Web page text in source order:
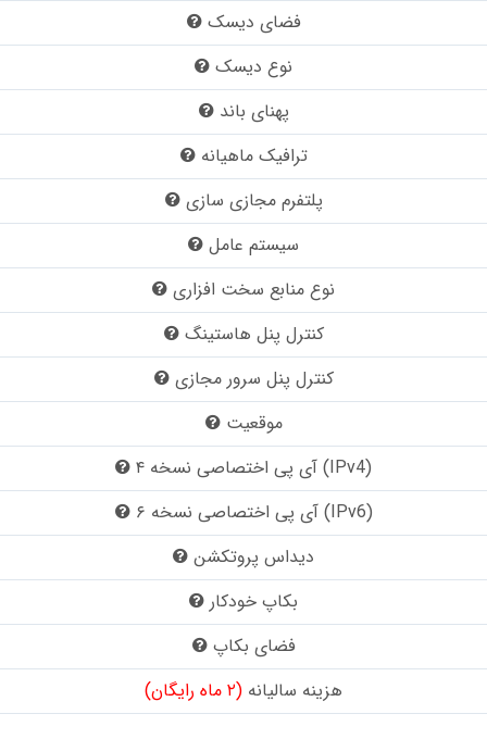
فضای دیسک
نوع دیسک
پهنای باند
ترافیک ماهیانه
پلتفرم مجازی سازی
سیستم عامل
نوع منابع سخت افزاری
کنترل پنل هاستینگ
کنترل پنل سرور مجازی
موقعیت
آی پی اختصاصی نسخه ۴ (IPv4)
آی پی اختصاصی نسخه ۶ (IPv6)
دیداس پروتکشن
بکاپ خودکار
فضای بکاپ
هزینه سالیانه(۲ ماه رایگان)